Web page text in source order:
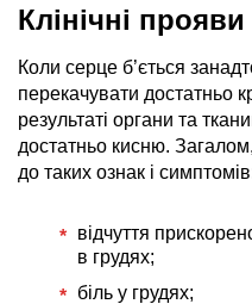
Клінічні прояви
Коли серце б’ється
перекачувати достатньо
результаті органи та
достатньо кисню.
до таких ознак і
відчуття
в грудях;
біль у грудях;